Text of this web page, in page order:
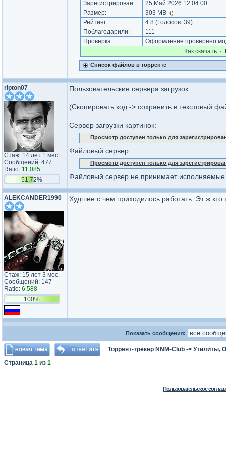
Зарегистрирован:
25 Май 2026 12:04:00
Размер:
303 MB ()
Рейтинг: 4.8 (Голосов: 39)
Поблагодарили:
111
Проверка:
Оформление проверено
Как cкачать·
Список файлов в торренте
ripton07
Стаж: 14 лет 1 мес.
Сообщений: 477
Ratio: 11.085
51.72%
Пользовательские сервера загрузок:
(Скопировать код -> сохранить в текстовый
Сервер загрузки картинок:
Просмотр доступен только для
Файловый сервер:
Просмотр доступен только для
Файловый сервер не принимает
ALEKCANDER1990
Стаж: 15 лет 3 мес.
Сообщений: 147
Ratio: 6.588
100%
Худшее с чем приходилось работать. Эт ж
Показать сообщения:
Торрент-трекер NNM-Club -> Утилиты,
Страница 1 из 1
Пользовательское